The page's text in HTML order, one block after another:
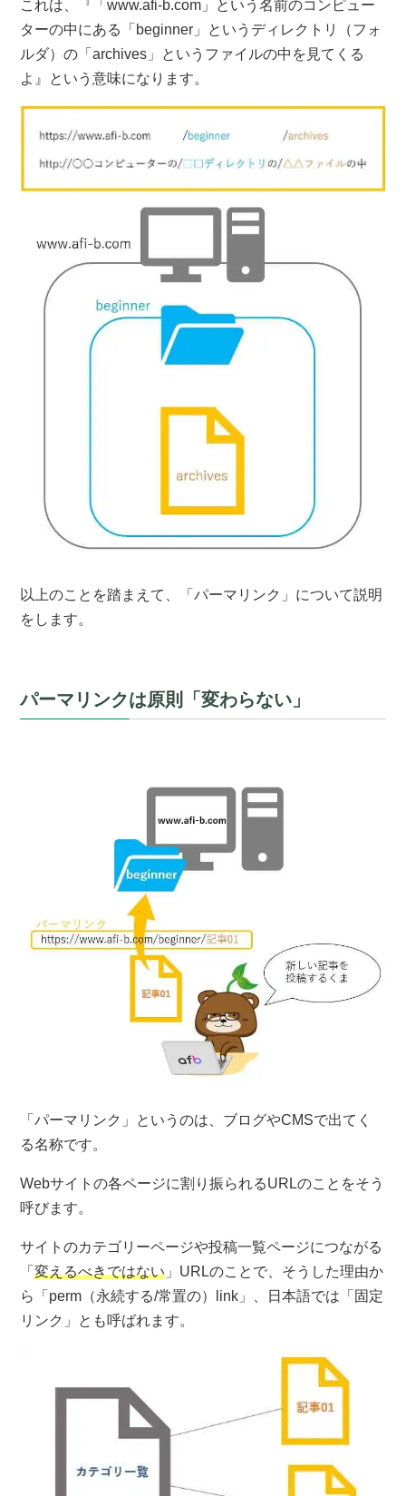
これは、『「www.afi-b.com」という名前のコンピュー
ターの中にある「beginner」というディレクトリ（フォ
ルダ）の「archives」というファイルの中を見てくる
よ』という意味になります。
以上のことを踏まえて、「パーマリンク」について説明
をします。
パーマリンクは原則「変わらない」
「パーマリンク」というのは、ブログやCMSで出てく
る名称です。
Webサイトの各ページに割り振られるURLのことをそう
呼びます。
サイトのカテゴリーページや投稿一覧ページにつながる
「変えるべきではない 」URLのことで、そうした理由か
ら「perm（永続する/常置の）link」、日本語では「固定
リンク」とも呼ばれます。